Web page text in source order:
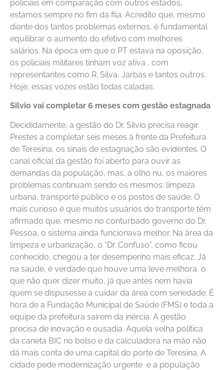
policiais em comparação com outros estados,
estamos sempre no fim da fila. Acredito que, mesmo
diante dos tantos problemas externos, é fundamental
equilibrar o aumento do efetivo com melhores
salários. Na época em que o PT estava na oposição,
os policiais militares tinham voz ativa , com
representantes como R. Silva, Jarbas e tantos outros.
Hoje, essas vozes estão todas caladas.
Silvio vai completar 6 meses com gestão estagnada
Decididamente, a gestão do Dr. Silvio precisa reagir.
Prestes a completar seis meses à frente da Prefeitura
de Teresina, os sinais de estagnação são evidentes. O
canal oficial da gestão foi aberto para ouvir as
demandas da população, mas, a olho nu, os maiores
problemas continuam sendo os mesmos: limpeza
urbana, transporte público e os postos de saúde. O
mais curioso é que muitos usuários do transporte têm
afirmado que, mesmo no conturbado governo do Dr.
Pessoa, o sistema ainda funcionava melhor. Na área da
limpeza e urbanização, o “Dr. Confuso”, como ficou
conhecido, chegou a ter desempenho mais eficaz. Já
na saúde, é verdade que houve uma leve melhora o
que não quer dizer muito, já que antes nem havia
quem se dispusesse a cuidar da área com seriedade. É
hora de a Fundação Municipal de Saúde (FMS) e toda a
equipe da prefeitura saírem da inércia. A gestão
precisa de inovação e ousadia. Aquela velha política
da caneta BIC no bolso e da calculadora na mão não
dá mais conta de uma capital do porte de Teresina. A
cidade pede modernização urgente e a população